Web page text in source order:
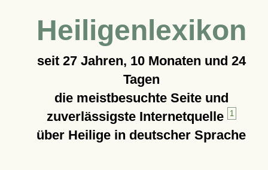
Heiligenlexikon
seit 27 Jahren, 10 Monaten und 24
Tagen
die meistbesuchte Seite und
zuverlässigste Internetquelle
1
über Heilige in deutscher Sprache